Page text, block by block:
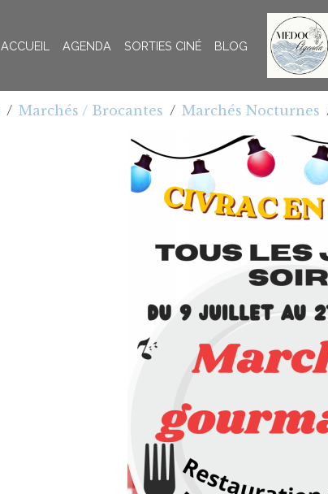
ACCUEIL AGENDA SORTIES CINÉ BLOG
Marchés / Brocantes Marchés Nocturnes